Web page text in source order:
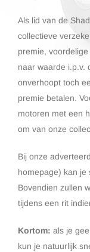
Als lid van de
collectieve
premie,
naar waarde i.p.v.
onverhoopt toch
premie betalen.
motoren met een
om van onze
Bij onze
homepage) kan je
Bovendien zullen
tijdens een rit
Kortom: als je
kun je natuurlijk